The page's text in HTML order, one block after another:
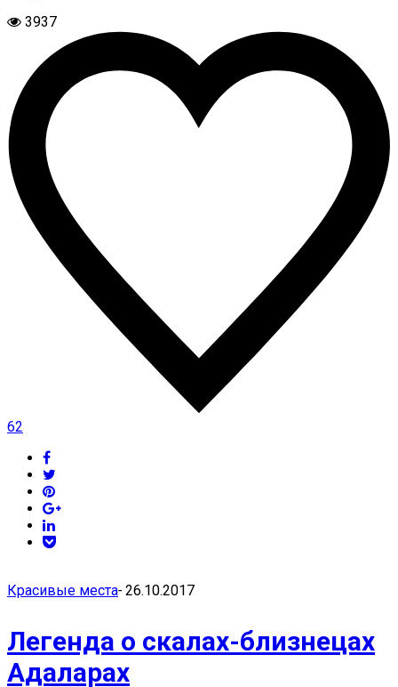
3937
62
Красивые места- 26.10.2017
Легенда о скалах-близнецах
Адаларах